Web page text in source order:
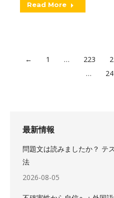
Read More
← 1 … 223
…
最新情報
問題文は読みましたか？ テ
法
2026-08-05